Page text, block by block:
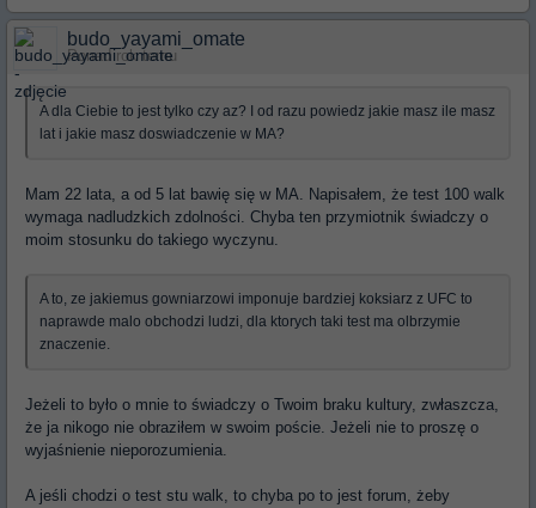
budo_yayami_omate
Ponad rok temu
A dla Ciebie to jest tylko czy az? I od razu powiedz jakie masz ile masz
lat i jakie masz doswiadczenie w MA?
Mam 22 lata, a od 5 lat bawię się w MA. Napisałem, że test 100 walk
wymaga nadludzkich zdolności. Chyba ten przymiotnik świadczy o
moim stosunku do takiego wyczynu.
A to, ze jakiemus gowniarzowi imponuje bardziej koksiarz z UFC to
naprawde malo obchodzi ludzi, dla ktorych taki test ma olbrzymie
znaczenie.
Jeżeli to było o mnie to świadczy o Twoim braku kultury, zwłaszcza,
że ja nikogo nie obraziłem w swoim poście. Jeżeli nie to proszę o
wyjaśnienie nieporozumienia.
A jeśli chodzi o test stu walk, to chyba po to jest forum, żeby